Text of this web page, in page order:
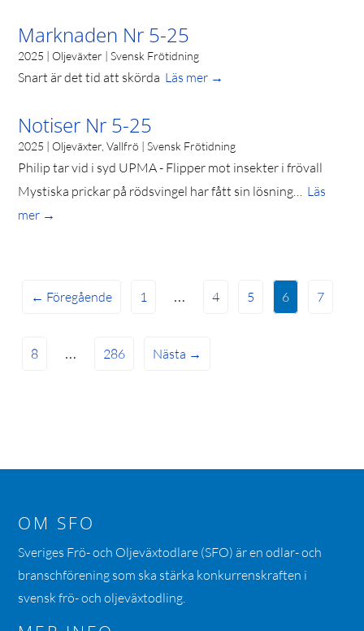
Marknaden Nr 5-25
2025 | Oljeväxter | Svensk Frötidning
Snart är det tid att skörda Läs mer →
Notiser Nr 5-25
2025 | Oljeväxter, Vallfrö | Svensk Frötidning
Philip tar vid i syd UPMA - Flipper mot insekter i frövall
Mystiska prickar på rödsvingel har fått sin lösning… Läs
mer →
← Föregående 1 … 4 5 6 7
8 … 286 Nästa →
OM SFO
Sveriges Frö- och Oljeväxtodlare (SFO) är en odlar- och
branschförening som ska stärka konkurrenskraften i
svensk frö- och oljeväxtodling.